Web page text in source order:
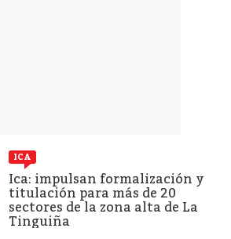
ICA
Ica: impulsan formalización y
titulación para más de 20
sectores de la zona alta de La
Tinguiña